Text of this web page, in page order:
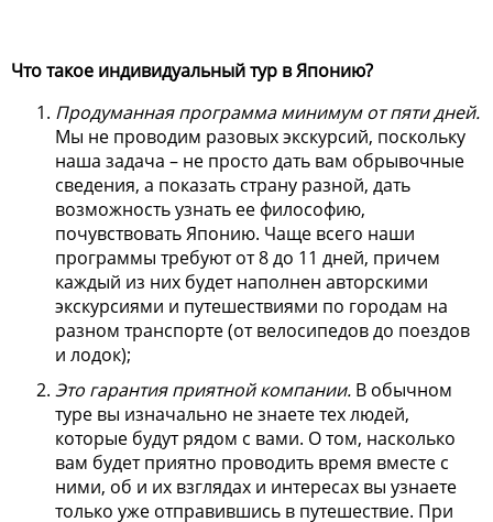
Что такое индивидуальный тур в Японию?
Продуманная программа минимум от пяти дней.
Мы не проводим разовых экскурсий, поскольку
наша задача – не просто дать вам обрывочные
сведения, а показать страну разной, дать
возможность узнать ее философию,
почувствовать Японию. Чаще всего наши
программы требуют от 8 до 11 дней, причем
каждый из них будет наполнен авторскими
экскурсиями и путешествиями по городам на
разном транспорте (от велосипедов до поездов
и лодок);
Это гарантия приятной компании. В обычном
туре вы изначально не знаете тех людей,
которые будут рядом с вами. О том, насколько
вам будет приятно проводить время вместе с
ними, об и их взглядах и интересах вы узнаете
только уже отправившись в путешествие. При